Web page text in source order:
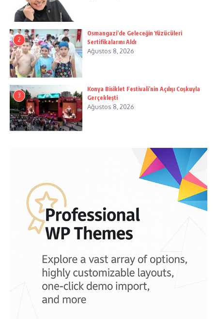
2
Osmangazi’de Geleceğin Yüzücüleri
Sertifikalarını Aldı
Ağustos 8, 2026
3
Konya Bisiklet Festivali’nin Açılışı Coşkuyla
Gerçekleşti
Ağustos 8, 2026